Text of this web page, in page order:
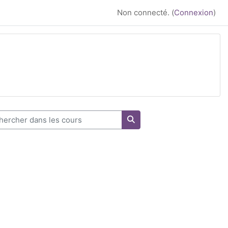
Non connecté. (Connexion)
dans les cours
Chercher dans les cours